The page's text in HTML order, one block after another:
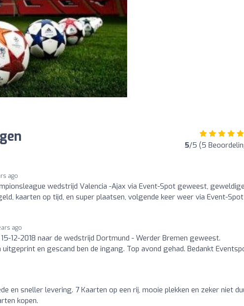
5/5 (5
ago
wedstrijd Valencia -Ajax via Event-Spot geweest, geweldige
kaarten op tijd, en super plaatsen, volgende keer weer via Event-Spot
ago
12-2018 naar de wedstrijd Dortmund - Werder Bremen geweest.
en gescand ben de ingang. Top avond gehad. Bedankt
en sneller levering. 7 Kaarten op een rij, mooie plekken en zeker niet
kopen.